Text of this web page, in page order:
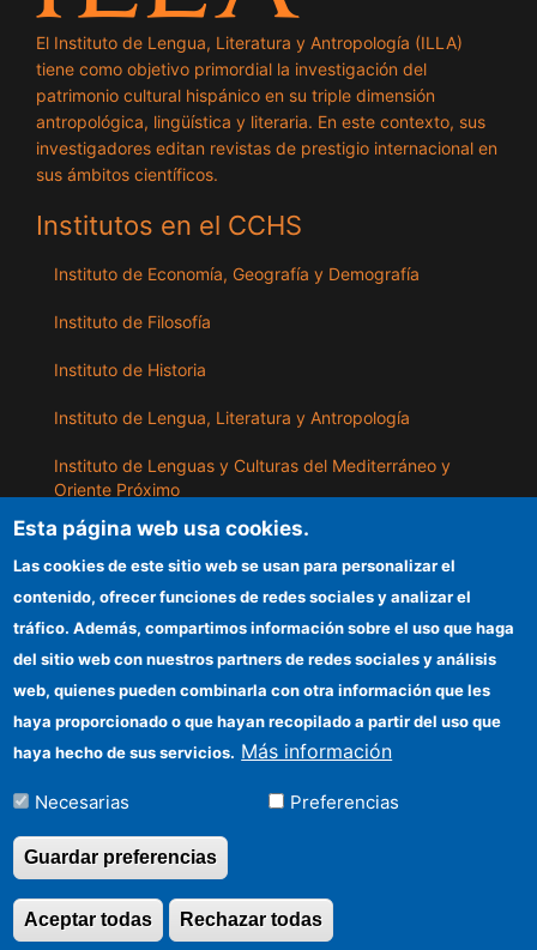
El Instituto de Lengua, Literatura y Antropología (ILLA)
tiene como objetivo primordial la investigación del
patrimonio cultural hispánico en su triple dimensión
antropológica, lingüística y literaria. En este contexto, sus
investigadores editan revistas de prestigio internacional en
sus ámbitos científicos.
Institutos en el CCHS
Instituto de Economía, Geografía y Demografía
Instituto de Filosofía
Instituto de Historia
Instituto de Lengua, Literatura y Antropología
Instituto de Lenguas y Culturas del Mediterráneo y
Oriente Próximo
Instituto de Políticas y Bienes Públicos
ILLA
Sede electrónica CSIC
Información para proveedores
Organismos financiadores
Cómo llegar
©Copyright 2026 Todos los derechos
reservados
Esta página web usa cookies.
Las cookies de este sitio web se usan para personalizar el
contenido, ofrecer funciones de redes sociales y analizar el
tráfico. Además, compartimos información sobre el uso que haga
del sitio web con nuestros partners de redes sociales y análisis
web, quienes pueden combinarla con otra información que les
haya proporcionado o que hayan recopilado a partir del uso que
haya hecho de sus servicios. Más información
Necesarias Preferencias
Guardar preferencias
Rechazar todas
Aceptar todas